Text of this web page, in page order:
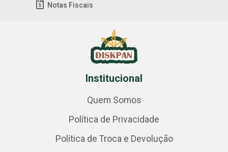
Notas Fiscais
Institucional
Quem Somos
Política de Privacidade
Política de Troca e Devolução